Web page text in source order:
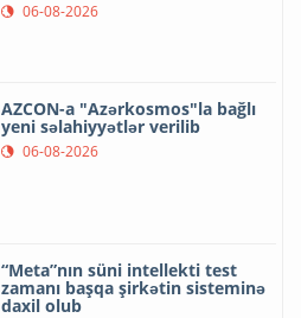
06-08-2026
AZCON-a "Azərkosmos"la bağlı
yeni səlahiyyətlər verilib
06-08-2026
“Meta”nın süni intellekti test
zamanı başqa şirkətin sisteminə
daxil olub